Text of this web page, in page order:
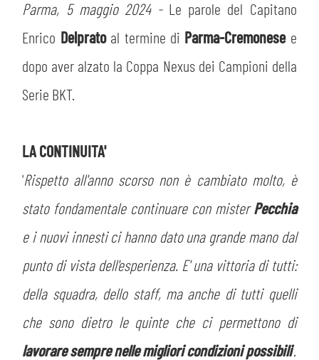
TICKET GIFT CARD
STORIA
MUTTI TRAINING CENTER
MUSEO
SLO
LAVORA CON NOI
STADIO TARDINI
PLAY GREEN
CSR
ACADEMY
LEGENDS
PARTNER
MEDIA
Parma, 5 maggio 2024 - Le parole del Capitano
Enrico Delprato al termine di Parma-Cremonesee
dopo aver alzato la Coppa Nexus dei Campioni della
Serie BKT.
LA CONTINUITA'
'Rispetto all'anno scorso non è cambiato molto, è
stato fondamentale continuare con misterPecchia
e i nuovi innesti ci hanno dato una grande mano dal
punto di vista dell'esperienza. E' una vittoria di tutti:
della squadra, dello staff, ma anche di tutti quelli
che sono dietro le quinte che ci permettono di
lavorare sempre nelle migliori condizioni possibili'.